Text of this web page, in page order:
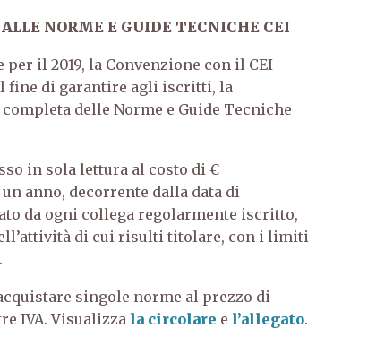
NORME E GUIDE TECNICHE CEI
il 2019, la Convenzione con il CEI –
fine di garantire agli iscritti, la
delle Norme e Guide Tecniche
in sola lettura al costo di €
anno, decorrente dalla data di
da ogni collega regolarmente iscritto,
di cui risulti titolare, con i limiti
singole norme al prezzo di
IVA. Visualizza la circolare e l’allegato.